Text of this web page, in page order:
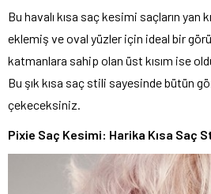
Bu havalı kısa saç kesimi saçların yan
eklemiş ve oval yüzler için ideal bir
katmanlara sahip olan üst kısım ise
Bu şık kısa saç stili sayesinde bütün
çekeceksiniz.
Pixie Saç Kesimi: Harika Kısa Saç